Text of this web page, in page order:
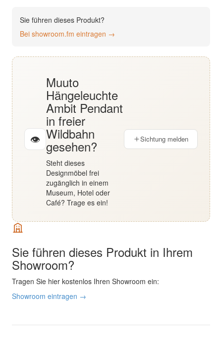
Sie führen dieses Produkt?
Bei showroom.fm eintragen →
👁
Muuto
Hängeleuchte
Ambit Pendant
in freier
Wildbahn
gesehen?
Steht dieses
Designmöbel frei
zugänglich in einem
Museum, Hotel oder
Café? Trage es ein!
Sichtung melden
Sie führen dieses Produkt in Ihrem
Showroom?
Tragen Sie hier kostenlos Ihren Showroom ein:
Showroom eintragen →